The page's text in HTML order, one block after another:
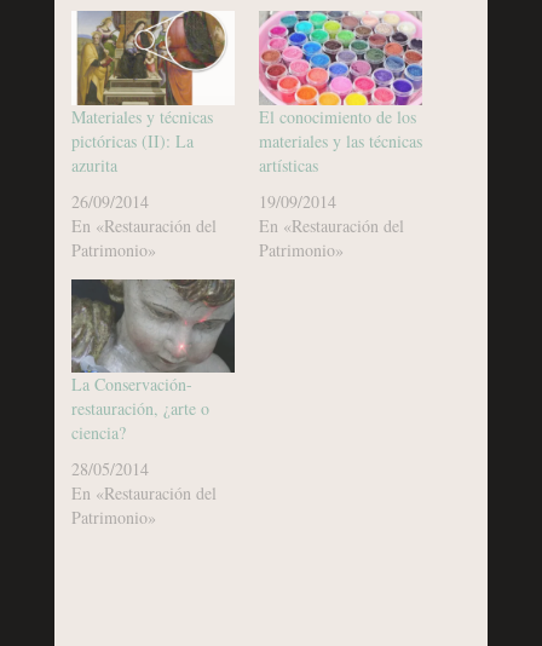
Materiales y técnicas
pictóricas (II): La
azurita
26/09/2014
En «Restauración del
Patrimonio»
El conocimiento de los
materiales y las técnicas
artísticas
19/09/2014
En «Restauración del
Patrimonio»
La Conservación-
restauración, ¿arte o
ciencia?
28/05/2014
En «Restauración del
Patrimonio»